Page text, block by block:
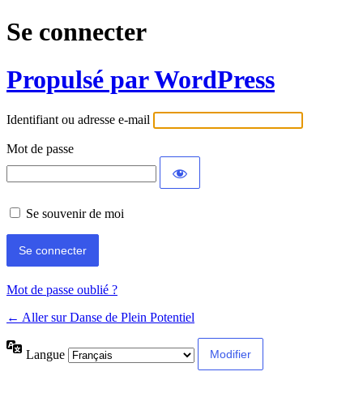
Se connecter
Propulsé par WordPress
Identifiant ou adresse e-mail
Mot de passe
Se souvenir de moi
Mot de passe oublié ?
← Aller sur Danse de Plein Potentiel
Langue